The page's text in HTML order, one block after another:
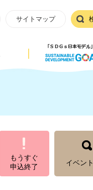
サイトマップ
もうすぐ
申込終了
イベン